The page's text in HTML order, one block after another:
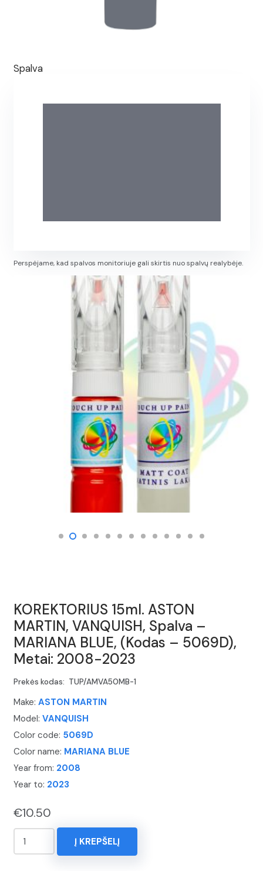
Spalva
Perspėjame, kad spalvos monitoriuje gali skirtis nuo spalvų realybėje.
KOREKTORIUS 15ml. ASTON
MARTIN, VANQUISH, Spalva –
MARIANA BLUE, (Kodas – 5069D),
Metai: 2008-2023
Prekės kodas: TUP/AMVA50MB-1
Make: ASTON MARTIN
Model: VANQUISH
Color code: 5069D
Color name: MARIANA BLUE
Year from: 2008
Year to: 2023
€10.50
produkto
kiekis:
Į KREPŠELĮ